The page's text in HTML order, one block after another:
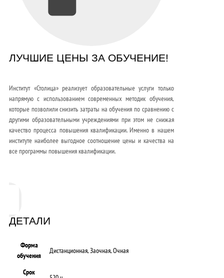
ЛУЧШИЕ ЦЕНЫ ЗА ОБУЧЕНИЕ!
Институт «Столица» реализует образовательные услуги только
напрямую с использованием современных методик обучения,
которые позволили снизить затраты на обучения по сравнению с
другими образовательными учреждениями при этом не снижая
качество процесса повышения квалификации. Именно в нашем
институте наиболее выгодное соотношение цены и качества на
все программы повышения квалификации.
ДЕТАЛИ
Форма
обучения
Дистанционная, Заочная, Очная
Срок